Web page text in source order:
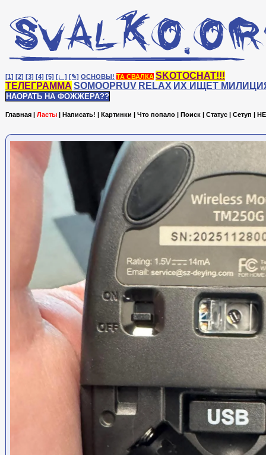
[1] [2] [3] [4] [5] [♩] [✎] ОСНОВЫ! ТА СВАЛКА SKOTOCHAT!!!
ТЕЛЕГРАММА SOMOOPRUV RELAX ИХ ИЩЕТ
НАОРАТЬ НА ФОЖЖЕРА??
Главная | Ласты | Написать! | Картинки | Что попало | Поиск | Статус | Сетуп |